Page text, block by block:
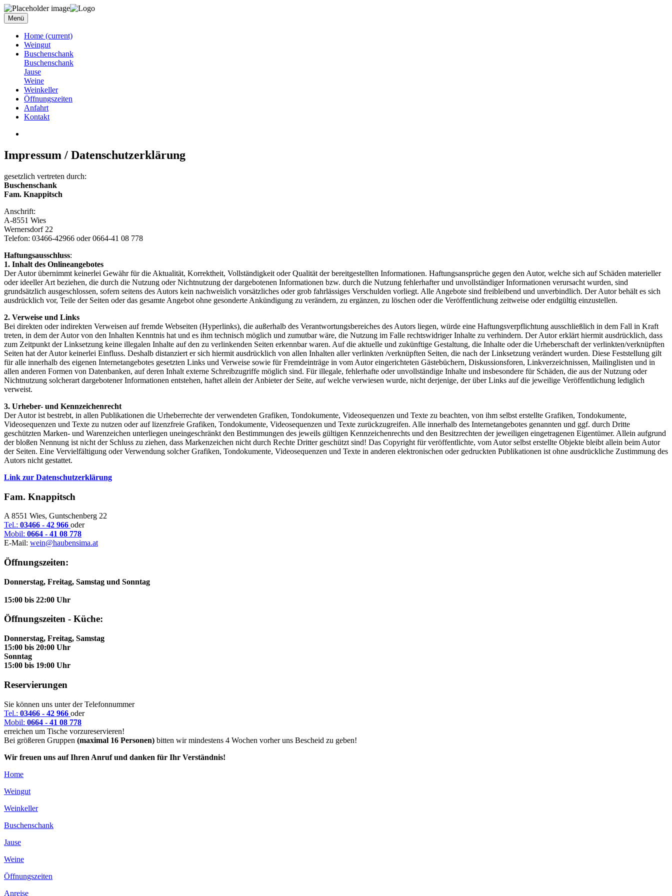
Menü
Home (current)
Weingut
Buschenschank
Buschenschank
Jause
Weine
Weinkeller
Öffnungszeiten
Anfahrt
Kontakt
Impressum / Datenschutzerklärung
gesetzlich vertreten durch:
Buschenschank
Fam. Knappitsch
Anschrift:
A-8551 Wies
Wernersdorf 22
Telefon: 03466-42966 oder 0664-41 08 778
Haftungsausschluss:
1. Inhalt des Onlineangebotes
Der Autor übernimmt keinerlei Gewähr für die Aktualität, Korrektheit, Vollständigkeit oder Qualität der bereitgestellten Informationen. Haftungsansprüche gegen den Autor, welche sich auf Schäden materieller
oder ideeller Art beziehen, die durch die Nutzung oder Nichtnutzung der dargebotenen Informationen bzw. durch die Nutzung fehlerhafter und unvollständiger Informationen verursacht wurden, sind
grundsätzlich ausgeschlossen, sofern seitens des Autors kein nachweislich vorsätzliches oder grob fahrlässiges Verschulden vorliegt. Alle Angebote sind freibleibend und unverbindlich. Der Autor behält es sich
ausdrücklich vor, Teile der Seiten oder das gesamte Angebot ohne gesonderte Ankündigung zu verändern, zu ergänzen, zu löschen oder die Veröffentlichung zeitweise oder endgültig einzustellen.
2. Verweise und Links
Bei direkten oder indirekten Verweisen auf fremde Webseiten (Hyperlinks), die außerhalb des Verantwortungsbereiches des Autors liegen, würde eine Haftungsverpflichtung ausschließlich in dem Fall in Kraft
treten, in dem der Autor von den Inhalten Kenntnis hat und es ihm technisch möglich und zumutbar wäre, die Nutzung im Falle rechtswidriger Inhalte zu verhindern. Der Autor erklärt hiermit ausdrücklich, dass
zum Zeitpunkt der Linksetzung keine illegalen Inhalte auf den zu verlinkenden Seiten erkennbar waren. Auf die aktuelle und zukünftige Gestaltung, die Inhalte oder die Urheberschaft der verlinkten/verknüpften
Seiten hat der Autor keinerlei Einfluss. Deshalb distanziert er sich hiermit ausdrücklich von allen Inhalten aller verlinkten /verknüpften Seiten, die nach der Linksetzung verändert wurden. Diese Feststellung gilt
für alle innerhalb des eigenen Internetangebotes gesetzten Links und Verweise sowie für Fremdeinträge in vom Autor eingerichteten Gästebüchern, Diskussionsforen, Linkverzeichnissen, Mailinglisten und in
allen anderen Formen von Datenbanken, auf deren Inhalt externe Schreibzugriffe möglich sind. Für illegale, fehlerhafte oder unvollständige Inhalte und insbesondere für Schäden, die aus der Nutzung oder
Nichtnutzung solcherart dargebotener Informationen entstehen, haftet allein der Anbieter der Seite, auf welche verwiesen wurde, nicht derjenige, der über Links auf die jeweilige Veröffentlichung lediglich
verweist.
3. Urheber- und Kennzeichenrecht
Der Autor ist bestrebt, in allen Publikationen die Urheberrechte der verwendeten Grafiken, Tondokumente, Videosequenzen und Texte zu beachten, von ihm selbst erstellte Grafiken, Tondokumente,
Videosequenzen und Texte zu nutzen oder auf lizenzfreie Grafiken, Tondokumente, Videosequenzen und Texte zurückzugreifen. Alle innerhalb des Internetangebotes genannten und ggf. durch Dritte
geschützten Marken- und Warenzeichen unterliegen uneingeschränkt den Bestimmungen des jeweils gültigen Kennzeichenrechts und den Besitzrechten der jeweiligen eingetragenen Eigentümer. Allein aufgrund
der bloßen Nennung ist nicht der Schluss zu ziehen, dass Markenzeichen nicht durch Rechte Dritter geschützt sind! Das Copyright für veröffentlichte, vom Autor selbst erstellte Objekte bleibt allein beim Autor
der Seiten. Eine Vervielfältigung oder Verwendung solcher Grafiken, Tondokumente, Videosequenzen und Texte in anderen elektronischen oder gedruckten Publikationen ist ohne ausdrückliche Zustimmung des
Autors nicht gestattet.
Link zur Datenschutzerklärung
Fam. Knappitsch
A 8551 Wies, Guntschenberg 22
Tel.: 03466 - 42 966 oder
Mobil: 0664 - 41 08 778
E-Mail: wein@haubensima.at
Öffnungszeiten:
Donnerstag, Freitag, Samstag und Sonntag
15:00 bis 22:00 Uhr
Öffnungszeiten - Küche:
Donnerstag, Freitag, Samstag
15:00 bis 20:00 Uhr
Sonntag
15:00 bis 19:00 Uhr
Reservierungen
Sie können uns unter der Telefonnummer
Tel.: 03466 - 42 966 oder
Mobil: 0664 - 41 08 778
erreichen um Tische vorzureservieren!
Bei größeren Gruppen (maximal 16 Personen) bitten wir mindestens 4 Wochen vorher uns Bescheid zu geben!
Wir freuen uns auf Ihren Anruf und danken für Ihr Verständnis!
Home
Weingut
Weinkeller
Buschenschank
Jause
Weine
Öffnungszeiten
Anreise